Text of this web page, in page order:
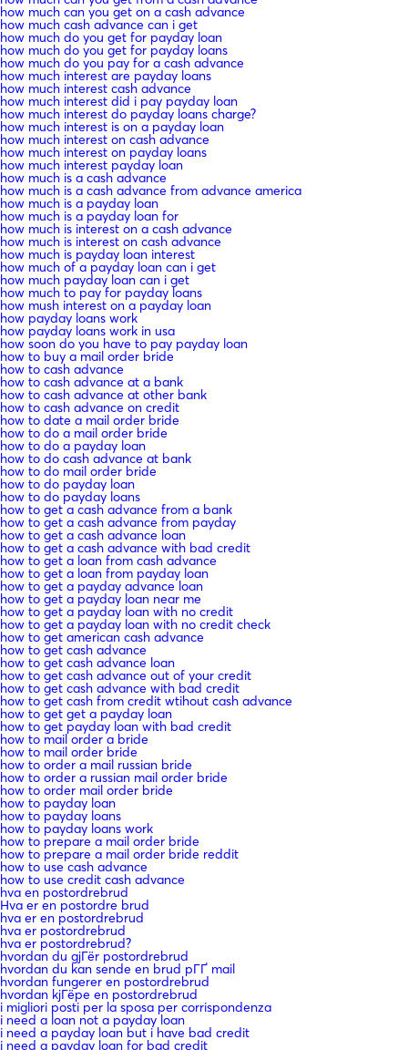
how much can you get on a cash advance
how much cash advance can i get
how much do you get for payday loan
how much do you get for payday loans
how much do you pay for a cash advance
how much interest are payday loans
how much interest cash advance
how much interest did i pay payday loan
how much interest do payday loans charge?
how much interest is on a payday loan
how much interest on cash advance
how much interest on payday loans
how much interest payday loan
how much is a cash advance
how much is a cash advance from advance america
how much is a payday loan
how much is a payday loan for
how much is interest on a cash advance
how much is interest on cash advance
how much is payday loan interest
how much of a payday loan can i get
how much payday loan can i get
how much to pay for payday loans
how mush interest on a payday loan
how payday loans work
how payday loans work in usa
how soon do you have to pay payday loan
how to buy a mail order bride
how to cash advance
how to cash advance at a bank
how to cash advance at other bank
how to cash advance on credit
how to date a mail order bride
how to do a mail order bride
how to do a payday loan
how to do cash advance at bank
how to do mail order bride
how to do payday loan
how to do payday loans
how to get a cash advance from a bank
how to get a cash advance from payday
how to get a cash advance loan
how to get a cash advance with bad credit
how to get a loan from cash advance
how to get a loan from payday loan
how to get a payday advance loan
how to get a payday loan near me
how to get a payday loan with no credit
how to get a payday loan with no credit check
how to get american cash advance
how to get cash advance
how to get cash advance loan
how to get cash advance out of your credit
how to get cash advance with bad credit
how to get cash from credit wtihout cash advance
how to get get a payday loan
how to get payday loan with bad credit
how to mail order a bride
how to mail order bride
how to order a mail russian bride
how to order a russian mail order bride
how to order mail order bride
how to payday loan
how to payday loans
how to payday loans work
how to prepare a mail order bride
how to prepare a mail order bride reddit
how to use cash advance
how to use credit cash advance
hva en postordrebrud
Hva er en postordre brud
hva er en postordrebrud
hva er postordrebrud
hva er postordrebrud?
hvordan du gjГёr postordrebrud
hvordan du kan sende en brud pГҐ mail
hvordan fungerer en postordrebrud
hvordan kjГёpe en postordrebrud
i migliori posti per la sposa per corrispondenza
i need a loan not a payday loan
i need a payday loan but i have bad credit
i need a payday loan for bad credit